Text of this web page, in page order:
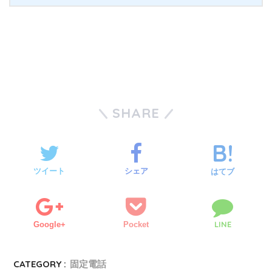
SHARE
ツイート シェア はてブ
Google+ Pocket LINE
CATEGORY : 固定電話